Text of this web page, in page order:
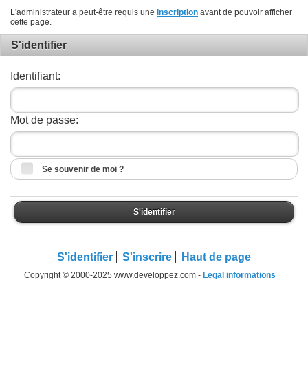
L'administrateur a peut-être requis une inscription avant de pouvoir afficher
cette page.
S'identifier
Identifiant:
Mot de passe:
Se souvenir de moi ?
S'identifier
S'identifier S'inscrire Haut de page
Copyright © 2000-2025 www.developpez.com - Legal informations